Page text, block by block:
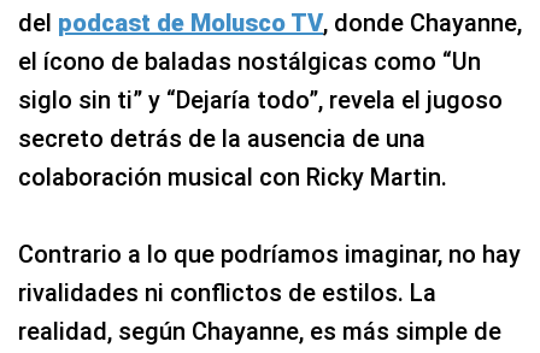
del podcast de Molusco TV, donde Chayanne,
el ícono de baladas nostálgicas como “Un
siglo sin ti” y “Dejaría todo”, revela el jugoso
secreto detrás de la ausencia de una
colaboración musical con Ricky Martin.
Contrario a lo que podríamos imaginar, no hay
rivalidades ni conflictos de estilos. La
realidad, según Chayanne, es más simple de